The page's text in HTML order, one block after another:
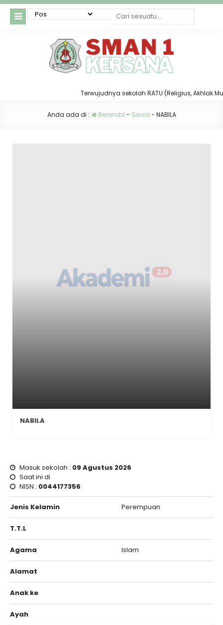
Terwujudnya sekolah RATU (Religius, Akhlak
Anda ada di : Beranda - Siswa - NABILA
NABILA
Masuk sekolah : 09 Agustus 2026
Saat ini di
NISN : 0044177356
Jenis Kelamin Perempuan
T.T.L
Agama Islam
Alamat
Anak ke
Ayah